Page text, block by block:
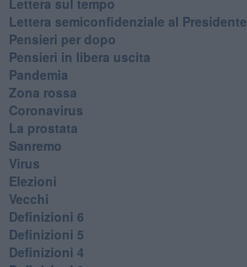
Lettera semiconfidenziale al Presidente
Pensieri per dopo
​Pensieri in libera uscita
Pandemia
Zona rossa
Coronavirus
La prostata
Sanremo
Virus
Elezioni
Vecchi
Definizioni 6
Definizioni 5
Definizioni 4